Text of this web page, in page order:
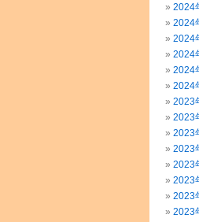
2024
2024
2024
2024
2024
2024
2023
2023
2023
2023
2023
2023
2023
2023